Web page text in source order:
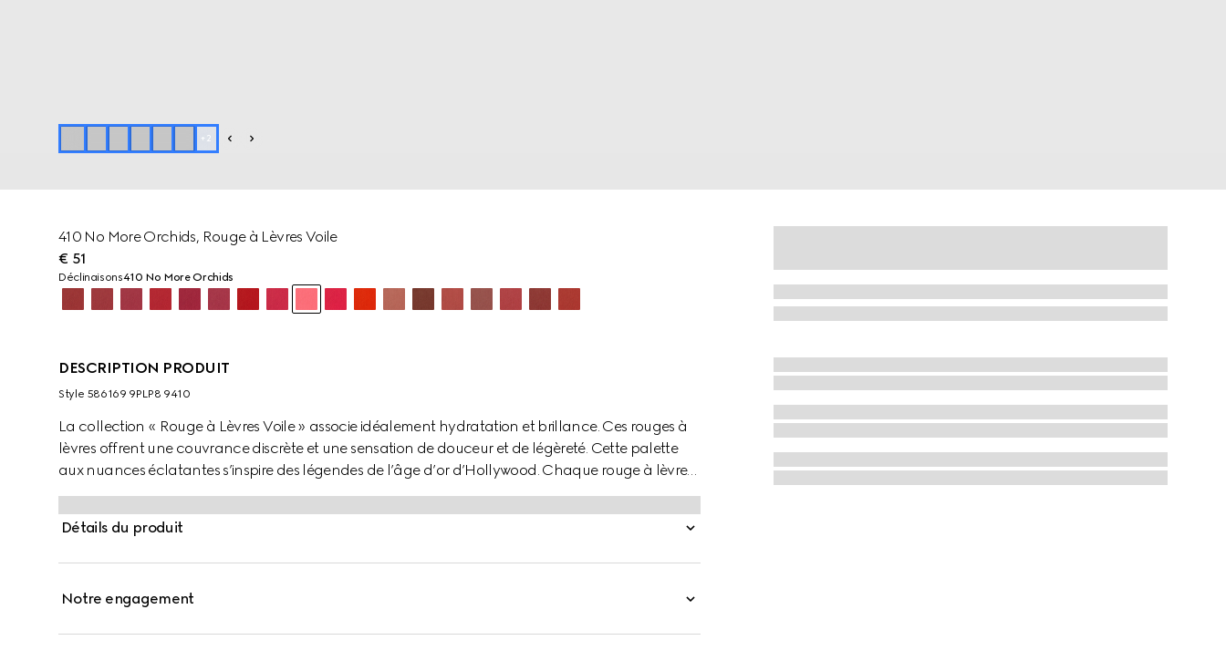
+ 2
410 No More Orchids, Rouge à Lèvres Voile
€ 51
Déclinaisons410 No More Orchids
DESCRIPTION PRODUIT
Style ‎586169 9PLP8 9410
La collection « Rouge à Lèvres Voile » associe idéalement hydratation et brillance. Ces rouges à
lèvres offrent une couvrance discrète et une sensation de douceur et de légèreté. Cette palette
aux nuances éclatantes s’inspire des légendes de l’âge d’or d’Hollywood. Chaque rouge à lèvres
est présenté dans un écrin doré raffiné, surmonté d’un capuchon à motif de roses inspiré des
imprimés vintage des années 50.
Détails du produit
Notre engagement